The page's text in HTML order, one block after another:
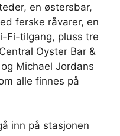
en østersbar,
ferske råvarer, en
Fi-tilgang, pluss tre
Oyster Bar &
Michael Jordans
alle finnes på
inn på stasjonen